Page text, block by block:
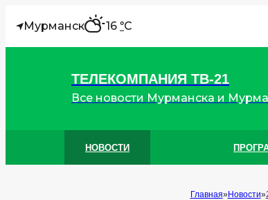
Мурманск"16 °C
ТЕЛЕКОМПАНИЯ ТВ-21
Все новости Мурманска и
НОВОСТИ
Главная Новости